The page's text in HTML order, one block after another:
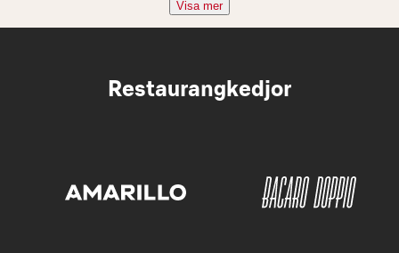
Visa mer
Restaurangkedjor